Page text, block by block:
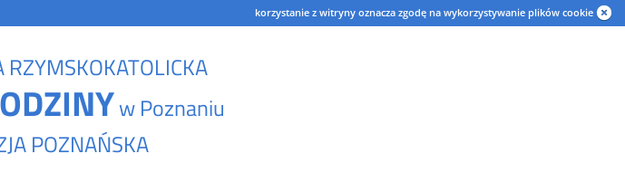
korzystanie z witryny oznacza zgodę na wykorzystywanie plików cookie
w Poznaniu
POZNAŃSKA